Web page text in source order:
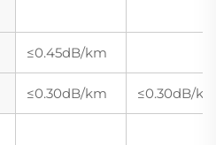
≤0.45dB/km
≤0.30dB/km ≤0.30dB/